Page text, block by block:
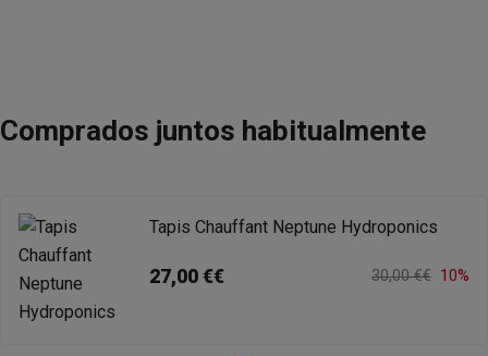
Comprados juntos habitualmente
Tapis Chauffant Neptune Hydroponics
27,00 €€ 30,00 €€ 10%